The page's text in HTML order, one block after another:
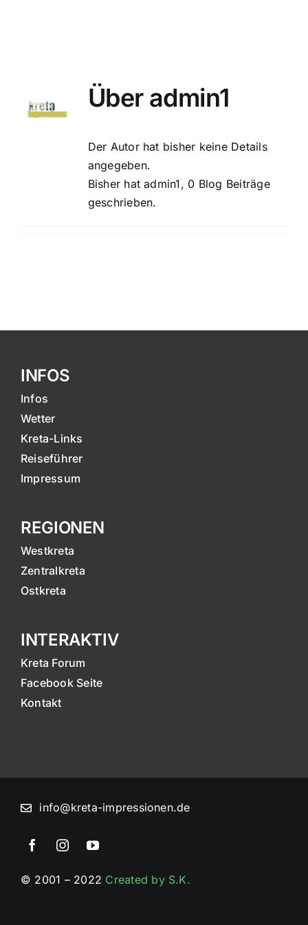
Über admin1
Der Autor hat bisher keine Details
angegeben.
Bisher hat admin1, 0 Blog Beiträge
geschrieben.
INFOS
Infos
Wetter
Kreta-Links
Reiseführer
Impressum
REGIONEN
Westkreta
Zentralkreta
Ostkreta
INTERAKTIV
Kreta Forum
Facebook Seite
Kontakt
info@kreta-impressionen.de
© 2001 – 2022 Created by S.K.